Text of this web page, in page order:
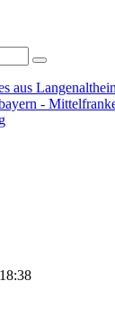
aus
-